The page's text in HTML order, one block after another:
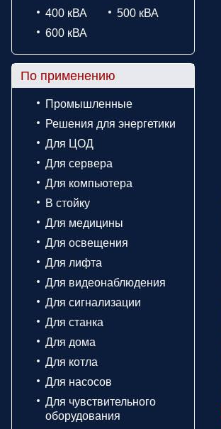
400 кВА
500 кВА
600 кВА
По применению
Промышленные
Решения для энергетики
Для ЦОД
Для сервера
Для компьютера
В стойку
Для медицины
Для освещения
Для лифта
Для видеонаблюдения
Для сигнализации
Для станка
Для дома
Для котла
Для насосов
Для чувствительного
оборудования